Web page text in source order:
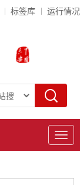
标签库 运行情况
导
航